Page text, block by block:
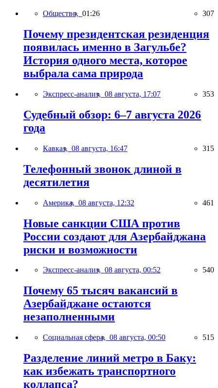
Общество, 01:26 307
Почему президентская резиденция
появилась именно в Загульбе?
История одного места, которое
выбрала сама природа
Экспресс-анализ, 08 августа, 17:07 353
Судебный обзор: 6–7 августа 2026
года
Кавказ, 08 августа, 16:47 315
Телефонный звонок длиной в
десятилетия
Америка, 08 августа, 12:32 461
Новые санкции США против
России создают для Азербайджана
риски и возможности
Экспресс-анализ, 08 августа, 00:52 540
Почему 65 тысяч вакансий в
Азербайджане остаются
незаполненными
Социальная сфера, 08 августа, 00:50 515
Разделение линий метро в Баку:
как избежать транспортного
коллапса?